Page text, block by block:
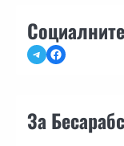
TelegramFacebook
За